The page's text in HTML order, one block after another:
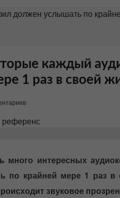
должен услышать по
каждый
1 раз в своей
интересных
по крайней мере 1 раз в
звуковое